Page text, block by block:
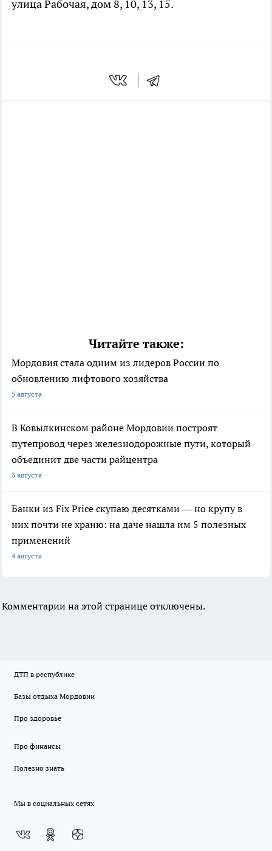
улица Рабочая, дом 8, 10, 13, 15.
Читайте также:
Мордовия стала одним из лидеров России по
обновлению лифтового хозяйства
5 августа
В Ковылкинском районе Мордовии построят
путепровод через железнодорожные пути, который
объединит две части райцентра
3 августа
Банки из Fix Price скупаю десятками — но крупу в
них почти не храню: на даче нашла им 5 полезных
применений
4 августа
Комментарии на этой странице отключены.
ДТП в республике
Базы отдыха Мордовии
Про здоровье
Про финансы
Полезно знать
Мы в социальных сетях